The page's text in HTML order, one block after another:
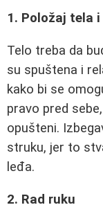
1. Položaj tela i
Telo treba da
su spuštena i
kako bi se
pravo pred
opušteni.
struku, jer to
leđa.
2. Rad ruku